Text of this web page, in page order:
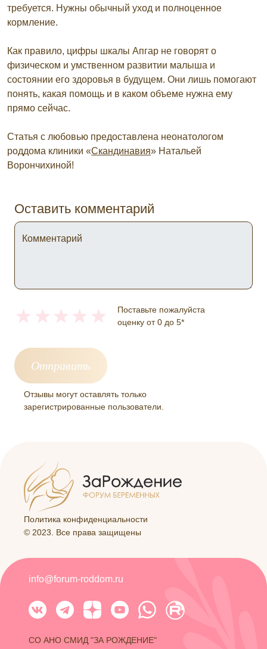
требуется. Нужны обычный уход и полноценное
кормление.
Как правило, цифры шкалы Апгар не говорят о
физическом и умственном развитии малыша и
состоянии его здоровья в будущем. Они лишь помогают
понять, какая помощь и в каком объеме нужна ему
прямо сейчас.
Статья с любовью предоставлена неонатологом
роддома клиники «Скандинавия» Натальей
Ворончихиной!
Оставить комментарий
Комментарий
Поставьте пожалуйста
оценку от 0 до 5*
Отзывы могут оставлять только
зарегистрированные пользователи.
Политика конфиденциальности
© 2023. Все права защищены
info@forum-roddom.ru
СО АНО СМИД "ЗА РОЖДЕНИЕ"